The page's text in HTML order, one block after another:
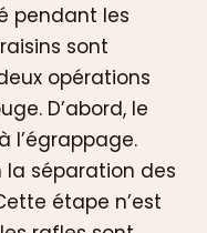
pendant les
sont
opérations
D’abord, le
l’égrappage.
séparation des
étape n’est